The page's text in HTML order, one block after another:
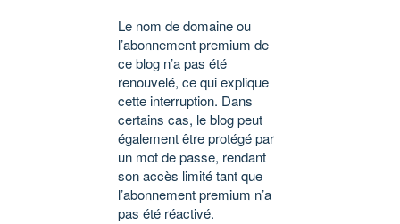
Le nom de domaine ou
l’abonnement premium de
ce blog n’a pas été
renouvelé, ce qui explique
cette interruption. Dans
certains cas, le blog peut
également être protégé par
un mot de passe, rendant
son accès limité tant que
l’abonnement premium n’a
pas été réactivé.